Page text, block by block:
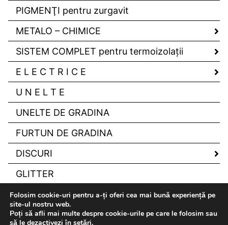
PIGMENŢI pentru zurgavit
METALO – CHIMICE
SISTEM COMPLET pentru termoizolaţii
E L E C T R I C E
U N E L T E
UNELTE DE GRADINA
FURTUN DE GRADINA
DISCURI
GLITTER
Folosim cookie-uri pentru a-ți oferi cea mai bună experiență pe
site-ul nostru web.
Poți să afli mai multe despre cookie-urile pe care le folosim sau
să le dezactivezi în setări.